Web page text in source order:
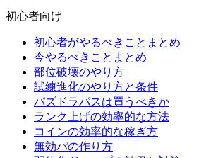
初心者向け
初心者がやるべきことまとめ
今やるべきことまとめ
部位破壊のやり方
試練進化のやり方と条件
パズドラパスは買うべきか
ランク上げの効率的な方法
コインの効率的な稼ぎ方
無効パの作り方